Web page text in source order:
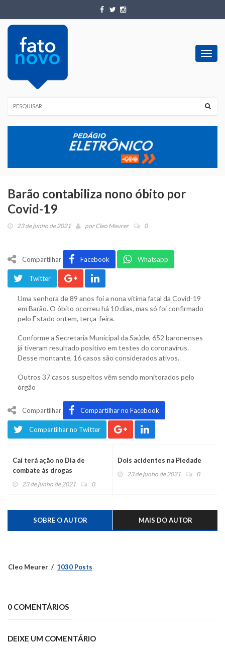
Barão contabiliza nono óbito por
Covid-19
23 de junho de 2021 porCleo Meurer 0
Compartilhar Facebook Whatsapp
Twitter
Uma senhora de 89 anos foi a nona vítima fatal da Covid-19
em Barão. O óbito ocorreu há 10 dias, mas só foi confirmado
pelo Estado ontem, terça-feira.
Conforme a Secretaria Municipal da Saúde, 652 baronenses
já tiveram resultado positivo em testes do coronavírus.
Desse montante, 16 casos são considerados ativos.
Outros 37 casos suspeitos vêm sendo monitorados pelo
órgão
Compartilhar Compartilhar no Facebook
Compartilhar no Twitter
Caí terá ação no Dia de
combate às drogas
23 de junho de 2021 0
Dois acidentes na Piedade
23 de junho de 2021 0
SOBRE O AUTOR MAIS DO AUTOR
Cleo Meurer 1030 Posts
0 COMENTÁRIOS
DEIXE UM COMENTÁRIO